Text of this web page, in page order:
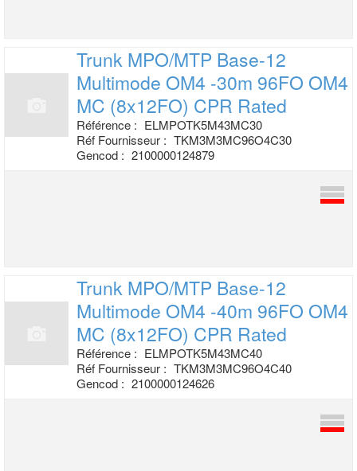
Trunk MPO/MTP Base-12
Multimode OM4 -30m 96FO OM4
MC (8x12FO) CPR Rated
Référence : ELMPOTK5M43MC30
Réf Fournisseur : TKM3M3MC96O4C30
Gencod : 2100000124879
Trunk MPO/MTP Base-12
Multimode OM4 -40m 96FO OM4
MC (8x12FO) CPR Rated
Référence : ELMPOTK5M43MC40
Réf Fournisseur : TKM3M3MC96O4C40
Gencod : 2100000124626